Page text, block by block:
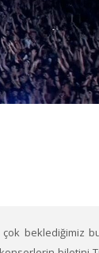
beklediğimiz